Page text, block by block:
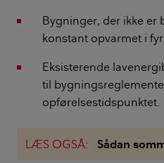
Bygninger, der ikke er
konstant opvarmet i
Eksisterende
til
opførelsestidspunktet.
LÆS OGSÅ: Sådan